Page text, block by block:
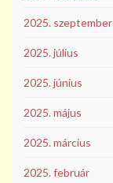
2025. szeptember
2025. július
2025. június
2025. május
2025. március
2025. február